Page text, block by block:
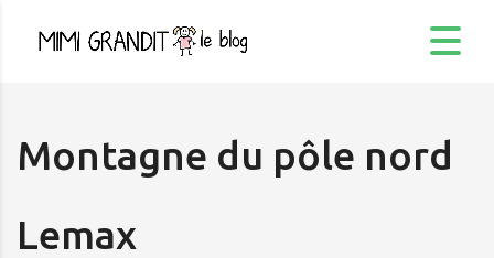
Montagne du pôle nord
Lemax